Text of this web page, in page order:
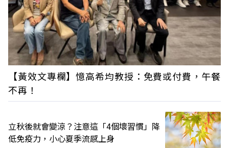
【黃效文專欄】憶高希均教授：免費或付費，午餐
不再！
立秋後就會變涼？注意這「4個壞習慣」降
低免疫力，小心夏季流感上身